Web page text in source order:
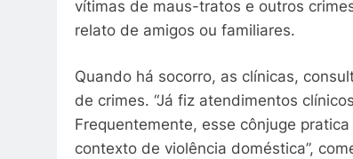
vítimas de maus-tratos e outros
relato de amigos ou familiares.
Quando há socorro, as clínicas,
de crimes. “Já fiz atendimentos
Frequentemente, esse cônjuge
contexto de violência doméstica”,